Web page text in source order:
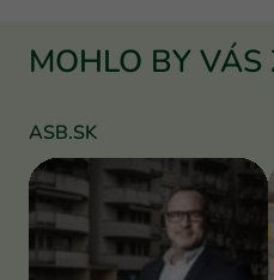
MOHLO BY VÁS
ASB.SK